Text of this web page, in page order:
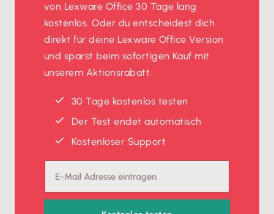
von Lexware Office 30 Tage lang
kostenlos. Oder du entscheidest dich
direkt für deine Lexware Office Version
und sparst beim sofortigen Kauf mit
unserem Aktionsrabatt.
30 Tage kostenlos testen
Der Test endet automatisch
Kostenloser Support